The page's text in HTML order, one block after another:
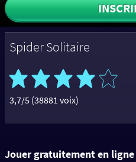
Spider Solitaire
3,7/5 (38881 voix)
Jouer gratuitement en